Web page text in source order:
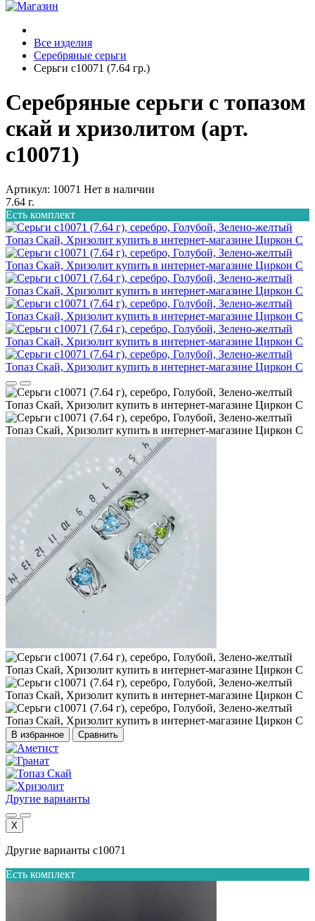
Все изделия
Серебряные серьги
Серьги с10071 (7.64 гр.)
Серебряные серьги с топазом
скай и хризолитом (арт.
с10071)
Артикул: 10071 Нет в наличии
7.64 г.
Есть комплект
В избранное Сравнить
Другие варианты
X
Другие варианты с10071
Есть комплект